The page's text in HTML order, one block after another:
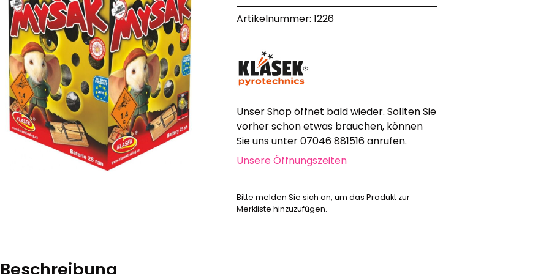
Hochzeit, Geburtstag, Party
Alle anzeigen
Feuerschriften
Indoor-Fontänen
Herz- und Konfetti-Shooter
Wunderkerzen, Fackeln
Tischfeuerwerk
Silvestergießen
Dekoration, Knicklichter
Scherzartikel
Werbeartikel
Attrappen
Sonstiges
Geschenkgutscheine
Artikelnummer: 1226
Unser Shop öffnet bald wieder. Sollten Sie
vorher schon etwas brauchen, können
Sie uns unter 07046 881516 anrufen.
Unsere Öffnungszeiten
Bitte melden Sie sich an, um das Produkt zur
Merkliste hinzuzufügen.
Beschreibung